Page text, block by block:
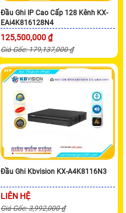
Đầu Ghi IP Cao Cấp 128 Kênh KX-
EAi4K816128N4
125,500,000 ₫
Giá Gốc: 179,137,000 ₫
Đầu Ghi Kbvision KX-A4K8116N3
LIÊN HỆ
Giá Gốc: 3,992,000 ₫